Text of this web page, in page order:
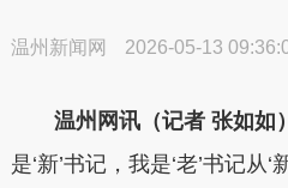
温州新闻网 2026-05-13
温州网讯（记者 张如如）
是‘新’书记，我是‘老’书记从